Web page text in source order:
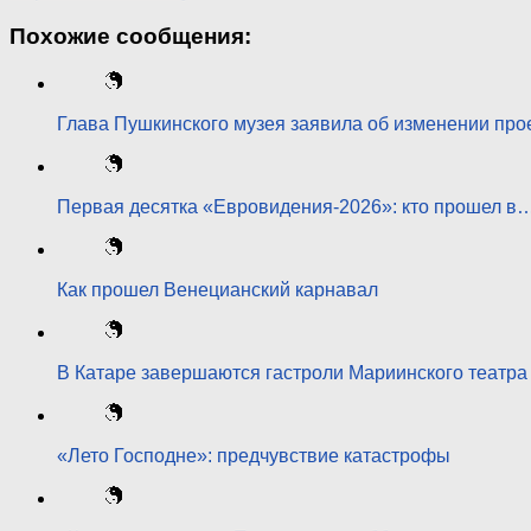
Похожие сообщения:
Глава Пушкинского музея заявила об изменении
Первая десятка «Евровидения-2026»: кто прошел
Как прошел Венецианский карнавал
В Катаре завершаются гастроли Мариинского театра
«Лето Господне»: предчувствие катастрофы